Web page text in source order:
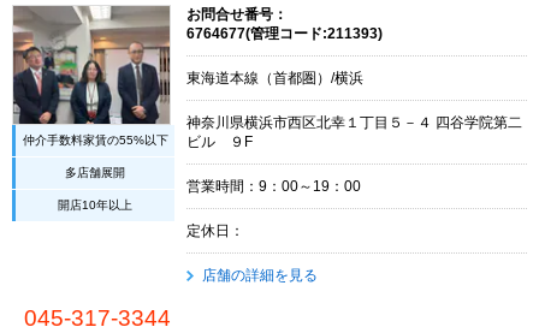
仲介手数料家賃の55%以下
多店舗展開
開店10年以上
お問合せ番号：
6764677(管理コード:211393)
東海道本線（首都圏）/横浜
神奈川県横浜市西区北幸１丁目５－４ 四谷学院第二
ビル ９F
営業時間：9：00～19：00
定休日：
店舗の詳細を見る
045-317-3344